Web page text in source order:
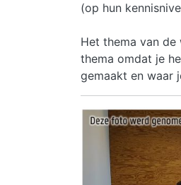
(op hun
Het thema van
thema omdat je
gemaakt en waar